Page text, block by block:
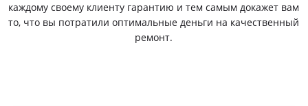
каждому своему клиенту гарантию и тем самым докажет вам
то, что вы потратили оптимальные деньги на качественный
ремонт.